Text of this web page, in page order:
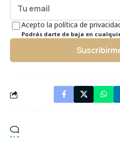
Acepto la política de
Podrás darte de baja en